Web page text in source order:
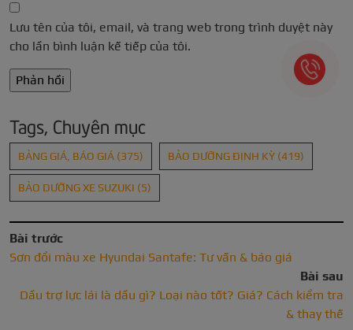
Lưu tên của tôi, email, và trang web trong trình duyệt này
cho lần bình luận kế tiếp của tôi.
Tags, Chuyên mục
BẢNG GIÁ, BÁO GIÁ (375) BẢO DƯỠNG ĐỊNH KỲ (419)
BẢO DƯỠNG XE SUZUKI (5)
Bài trước
Sơn đổi màu xe Hyundai Santafe: Tư vấn & báo giá
Bài sau
Dầu trợ lực lái là dầu gì? Loại nào tốt? Giá? Cách kiểm tra
& thay thế